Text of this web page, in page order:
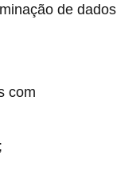
de dados
com